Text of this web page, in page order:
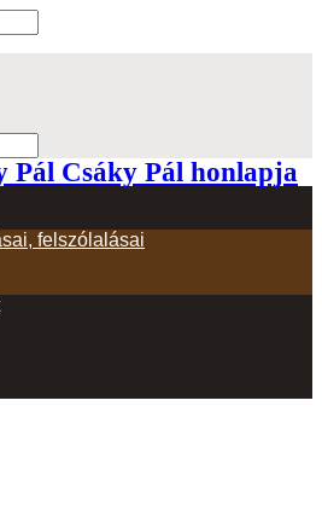
Pál Csáky Pál honlapja
felszólalásai